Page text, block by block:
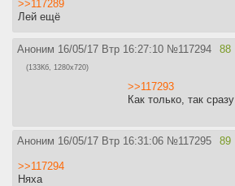
>>117289
Лей ещё
Аноним 16/05/17 Втр 16:27:10 №117294 88
(133Кб, 1280x720)
>>117293
Как только, так сразу
Аноним 16/05/17 Втр 16:31:06 №117295 89
>>117294
Няха